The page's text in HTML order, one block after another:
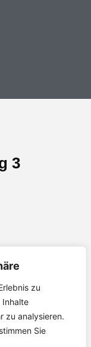
zu
Inhalte
zu analysieren.
Sie
3